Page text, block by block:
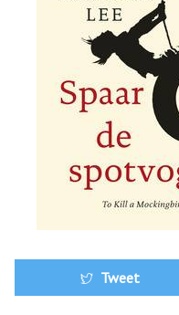
Tweet